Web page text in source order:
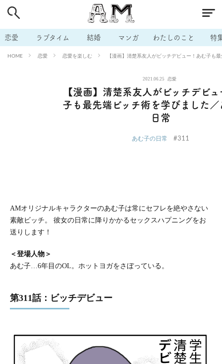
恋愛 ラブタイム 結婚 マンガ わたしのこと 特
HOME 恋愛 恋愛を楽しむ 【漫画】清楚系友人がビッチデビュー！あむ子も
2021.06.25 恋愛
【漫画】清楚系友人がビッチデビ
子も最先端ビッチ術を学びました
日常
あむ子の日常 #311
AMオリジナルキャラクターのあむ子は常にセフレを絶やさない
素敵ビッチ。 彼女の日常に降りかかるセックスハプニングをお
送りします！
＜登場人物＞
あむ子…6年目のOL。ホットヨガをさぼっている。
第311話：ビッチデビュー
# 男の本音 # セフレ # 不倫
# 出会う方法 # マッチングアプリ # ラブグッズ # 体の相